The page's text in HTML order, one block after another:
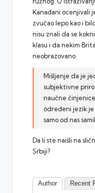
Kanađani ocenjivali
zvučao lepo kao i
nisu znali da se
klasu i da nekim
neobrazovano.
Mišljenje da je
subjektivne
naučne
određeni jezik
samo od nas
Da li ste naišli na
Srbiji?
Author Recent